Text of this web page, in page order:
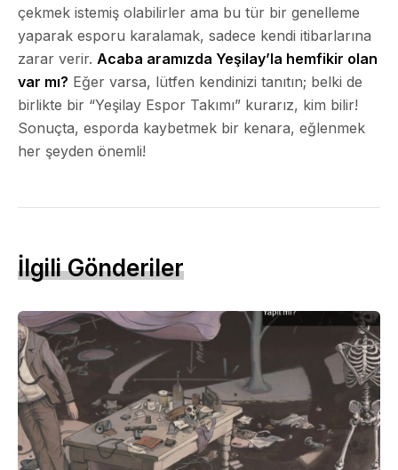
çekmek istemiş olabilirler ama bu tür bir genelleme
yaparak esporu karalamak, sadece kendi itibarlarına
zarar verir. Acaba aramızda Yeşilay’la hemfikir olan
var mı? Eğer varsa, lütfen kendinizi tanıtın; belki de
birlikte bir “Yeşilay Espor Takımı” kurarız, kim bilir!
Sonuçta, esporda kaybetmek bir kenara, eğlenmek
her şeyden önemli!
İlgili Gönderiler